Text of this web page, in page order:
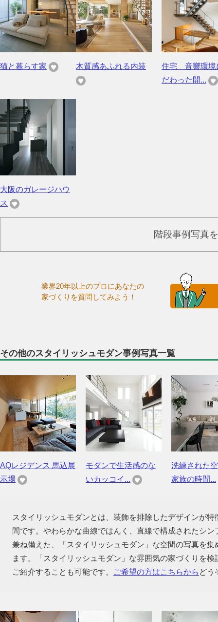
猫と暮らす家 木質感あふれる内装
住宅 音響環境
だわった開...
大阪のガレージハウ
ス
階段事例写真
業界20年以上のプロにあなたの
家づくりを質問してみよう！
その他のスタイリッシュモダン事例写真一覧
AQレジデンス 馬込展
示場
モダンで生活感のな
いカッコイ...
洗練された
家族の時間...
スタイリッシュモダンとは、装飾を排除したデザインが
間です。やわらかな曲線ではんく、直線で構成されたシ
兼ね備えた、「スタイリッシュモダン」な空間の写真を
ます。「スタイリッシュモダン」な雰囲気の家づくりを
ご紹介することも可能です。
ご希望の方はこちらから どう